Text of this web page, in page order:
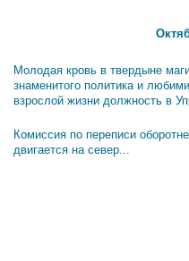
Молодая кровь в твердыне
знаменитого политика и
взрослой жизни должность в
Комиссия по переписи
двигается на север...